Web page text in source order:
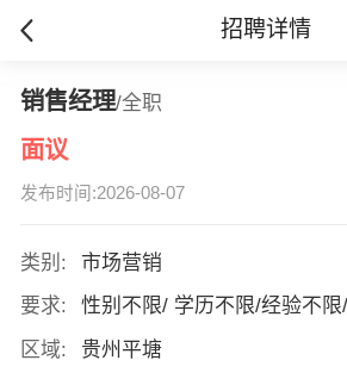
招聘详情
销售经理/全职
面议
发布时间:2026-08-07
类别:
市场营销
要求:
性别不限/ 学历不限/经验不限
区域:
贵州平塘